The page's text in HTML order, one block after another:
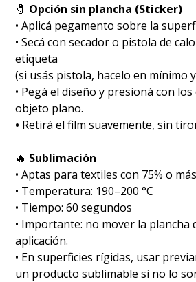
🧷 Opción sin plancha (Sticker)
• Aplicá pegamento sobre la
• Secá con secador o pistola de
etiqueta
(si usás pistola, hacelo en mínimo
• Pegá el diseño y presioná con
objeto plano.
• Retirá el film suavemente, sin
🔥 Sublimación
•⁠ ⁠Aptas para textiles con 75% o
•⁠ ⁠Temperatura: 190–200 °C
•⁠ ⁠Tiempo: 60 segundos
•⁠ ⁠Importante: no mover la plancha
aplicación.
• En superficies rígidas, usar
un producto sublimable si no lo